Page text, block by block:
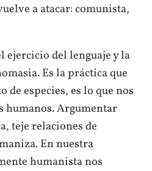
a atacar: comunista,
ejercicio del lenguaje y la
Es la práctica que
de especies, es lo que nos
humanos. Argumentar
teje relaciones de
En nuestra
humanista nos